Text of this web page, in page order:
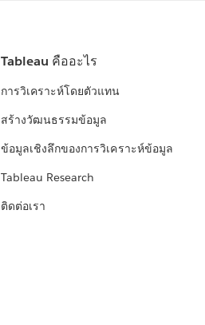
Tableau คืออะไร
การวิเคราะห์โดยตัวแทน
สร้างวัฒนธรรมข้อมูล
ข้อมูลเชิงลึกของการวิเคราะห์ข้อมูล
Tableau Research
ติดต่อเรา